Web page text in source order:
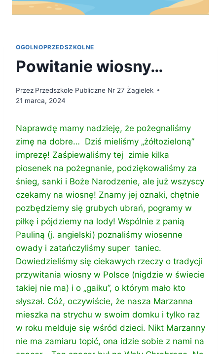
OGOLNOPRZEDSZKOLNE
Powitanie wiosny…
Przez Przedszkole Publiczne Nr 27 Żagielek
21 marca, 2024
Naprawdę mamy nadzieję, że pożegnaliśmy
zimę na dobre… Dziś mieliśmy „żółtozieloną”
imprezę! Zaśpiewaliśmy tej zimie kilka
piosenek na pożegnanie, podziękowaliśmy za
śnieg, sanki i Boże Narodzenie, ale już wszyscy
czekamy na wiosnę! Znamy jej oznaki, chętnie
pozbędziemy się grubych ubrań, pogramy w
piłkę i pójdziemy na lody! Wspólnie z panią
Pauliną (j. angielski) poznaliśmy wiosenne
owady i zatańczyliśmy super taniec.
Dowiedzieliśmy się ciekawych rzeczy o tradycji
przywitania wiosny w Polsce (nigdzie w świecie
takiej nie ma) i o „gaiku”, o którym mało kto
słyszał. Cóż, oczywiście, że nasza Marzanna
mieszka na strychu w swoim domku i tylko raz
w roku melduje się wśród dzieci. Nikt Marzanny
nie ma zamiaru topić, ona idzie sobie z nami na